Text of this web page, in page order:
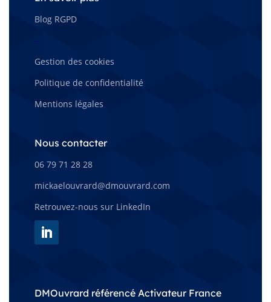
Blog RGPD
–
Gestion des cookies
Politique de confidentialité
Mentions légales
Nous contacter
06 79 71 28 28
mickaelouvrard@dmouvrard.com
Retrouvez-nous sur LinkedIn
DMOuvrard référencé Activateur France